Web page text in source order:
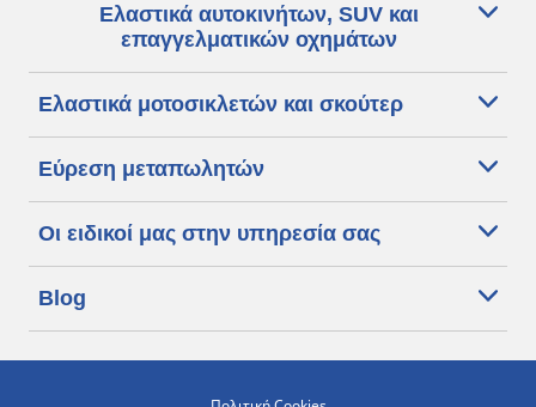
Ελαστικά αυτοκινήτων, SUV και
επαγγελματικών οχημάτων
Ελαστικά μοτοσικλετών και σκούτερ
Εύρεση μεταπωλητών
Οι ειδικοί μας στην υπηρεσία σας
Blog